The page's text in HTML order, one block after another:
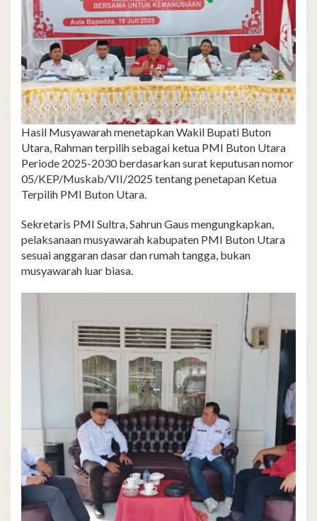
Hasil Musyawarah menetapkan Wakil Bupati Buton
Utara, Rahman terpilih sebagai ketua PMI Buton Utara
Periode 2025-2030 berdasarkan surat keputusan nomor
05/KEP/Muskab/VII/2025 tentang penetapan Ketua
Terpilih PMI Buton Utara.
Sekretaris PMI Sultra, Sahrun Gaus mengungkapkan,
pelaksanaan musyawarah kabupaten PMI Buton Utara
sesuai anggaran dasar dan rumah tangga, bukan
musyawarah luar biasa.